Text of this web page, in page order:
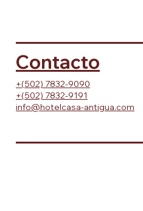
Contacto
+(502) 7832-9090
+(502) 7832-9191
info@hotelcasa-antigua.com